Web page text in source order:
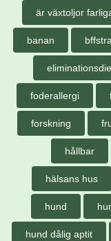
är växtoljor
banan
foderallergi
forskning
hållbar
hälsans hus
hund
hund dålig aptit